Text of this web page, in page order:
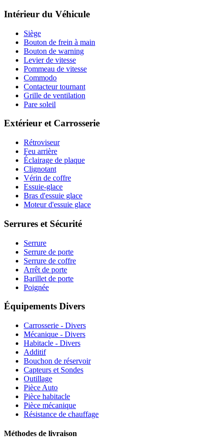
Intérieur du Véhicule
Siège
Bouton de frein à main
Bouton de warning
Levier de vitesse
Pommeau de vitesse
Commodo
Contacteur tournant
Grille de ventilation
Pare soleil
Extérieur et Carrosserie
Rétroviseur
Feu arrière
Éclairage de plaque
Clignotant
Vérin de coffre
Essuie-glace
Bras d'essuie glace
Moteur d'essuie glace
Serrures et Sécurité
Serrure
Serrure de porte
Serrure de coffre
Arrêt de porte
Barillet de porte
Poignée
Équipements Divers
Carrosserie - Divers
Mécanique - Divers
Habitacle - Divers
Additif
Bouchon de réservoir
Capteurs et Sondes
Outillage
Pièce Auto
Pièce habitacle
Pièce mécanique
Résistance de chauffage
Méthodes de livraison